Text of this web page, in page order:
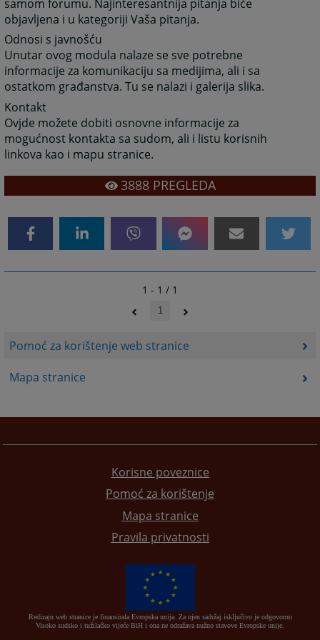
Pomoć za korištenje web stranice
Mapa stranice
samom forumu. Najinteresantnija pitanja biće
objavljena i u kategoriji Vaša pitanja.
Odnosi s javnošću
Unutar ovog modula nalaze se sve potrebne
informacije za komunikaciju sa medijima, ali i sa
ostatkom građanstva. Tu se nalazi i galerija slika.
Kontakt
Ovjde možete dobiti osnovne informacije za
mogućnost kontakta sa sudom, ali i listu korisnih
linkova kao i mapu stranice.
3888PREGLEDA
1 - 1 / 1
1
Korisne poveznice
Pomoć za korištenje
Mapa stranice
Pravila privatnosti
Redizajn web stranice je finansirala Evropska unija. Za njen sadržaj isključivo je odgovorno
Visoko sudsko i tužilačko vijeće BiH i ona ne odražava nužno stavove Evropske unije.